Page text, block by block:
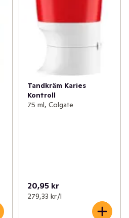
Tandkräm Karies
Kontroll
75 ml, Colgate
20,95 kr
279,33 kr /l